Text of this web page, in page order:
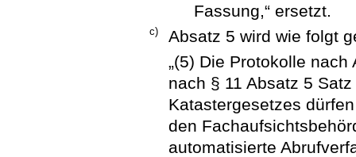
Fassung,“ ersetzt.
c)
Absatz 5 wird wie folgt
„(5) Die Protokolle
nach § 11 Absatz 5
Katastergesetzes
den
automatisierte